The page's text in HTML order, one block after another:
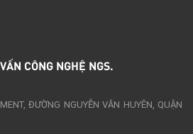
CÔNG NGHỆ NGS.
ĐƯỜNG NGUYỄN VĂN HUYÊN, QUẬN